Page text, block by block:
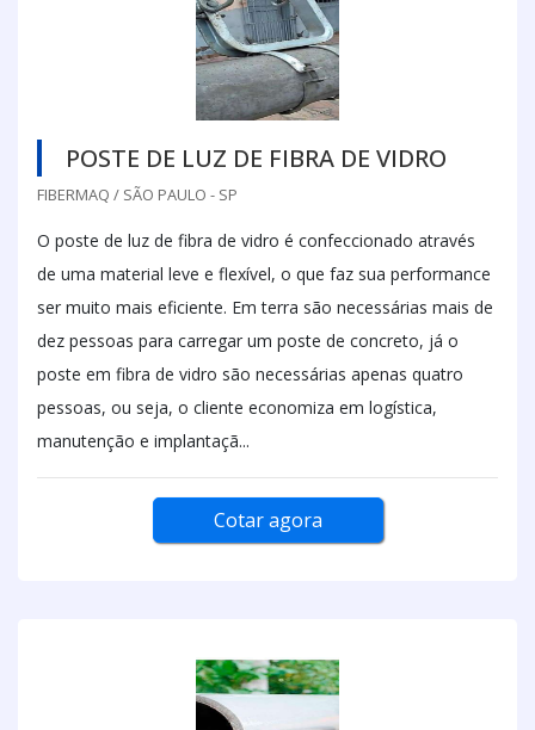
POSTE DE LUZ DE FIBRA DE VIDRO
FIBERMAQ / SÃO PAULO - SP
O poste de luz de fibra de vidro é confeccionado através
de uma material leve e flexível, o que faz sua performance
ser muito mais eficiente. Em terra são necessárias mais de
dez pessoas para carregar um poste de concreto, já o
poste em fibra de vidro são necessárias apenas quatro
pessoas, ou seja, o cliente economiza em logística,
manutenção e implantaçã...
Cotar agora